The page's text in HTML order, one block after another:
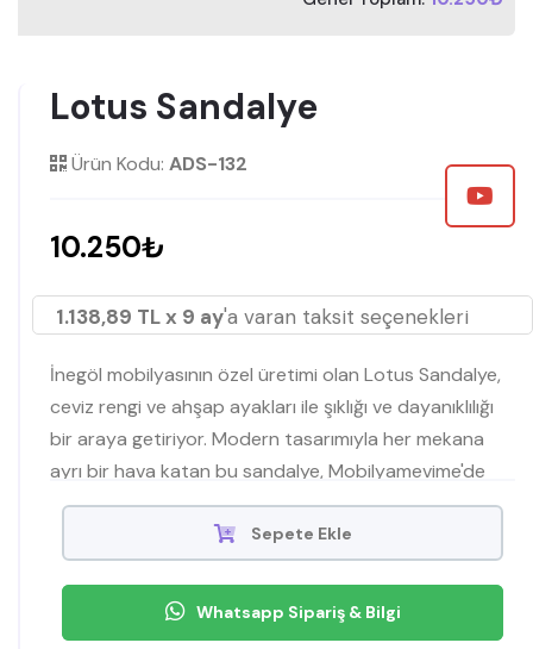
Lotus Sandalye
Ürün Kodu: ADS-132
10.250₺
1.138,89 TL x 9 ay'a varan taksit seçenekleri
İnegöl mobilyasının özel üretimi olan Lotus Sandalye,
ceviz rengi ve ahşap ayakları ile şıklığı ve dayanıklılığı
bir araya getiriyor. Modern tasarımıyla her mekana
ayrı bir hava katan bu sandalye, Mobilyamevime'de
satışta
Sepete Ekle
Whatsapp Sipariş & Bilgi